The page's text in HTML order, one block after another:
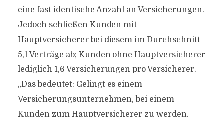
eine fast identische Anzahl an Versicherungen.
Jedoch schließen Kunden mit
Hauptversicherer bei diesem im Durchschnitt
5,1 Verträge ab; Kunden ohne Hauptversicherer
lediglich 1,6 Versicherungen pro Versicherer.
„Das bedeutet: Gelingt es einem
Versicherungsunternehmen, bei einem
Kunden zum Hauptversicherer zu werden,